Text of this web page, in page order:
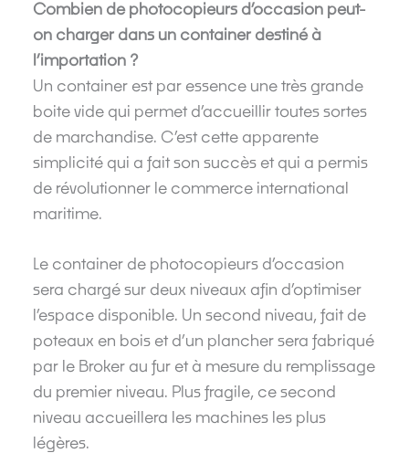
Combien de photocopieurs d’occasion peut-
on charger dans un container destiné à
l’importation ?
Un container est par essence une très grande
boite vide qui permet d’accueillir toutes sortes
de marchandise. C’est cette apparente
simplicité qui a fait son succès et qui a permis
de révolutionner le commerce international
maritime.
Le container de photocopieurs d’occasion
sera chargé sur deux niveaux afin d’optimiser
l’espace disponible. Un second niveau, fait de
poteaux en bois et d’un plancher sera fabriqué
par le Broker au fur et à mesure du remplissage
du premier niveau. Plus fragile, ce second
niveau accueillera les machines les plus
légères.